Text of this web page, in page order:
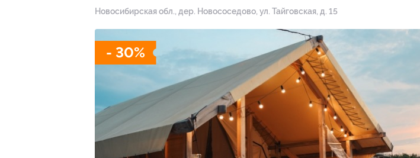
Новосибирская обл., дер. Новососедово, ул. Тайговская, д. 15
- 30%